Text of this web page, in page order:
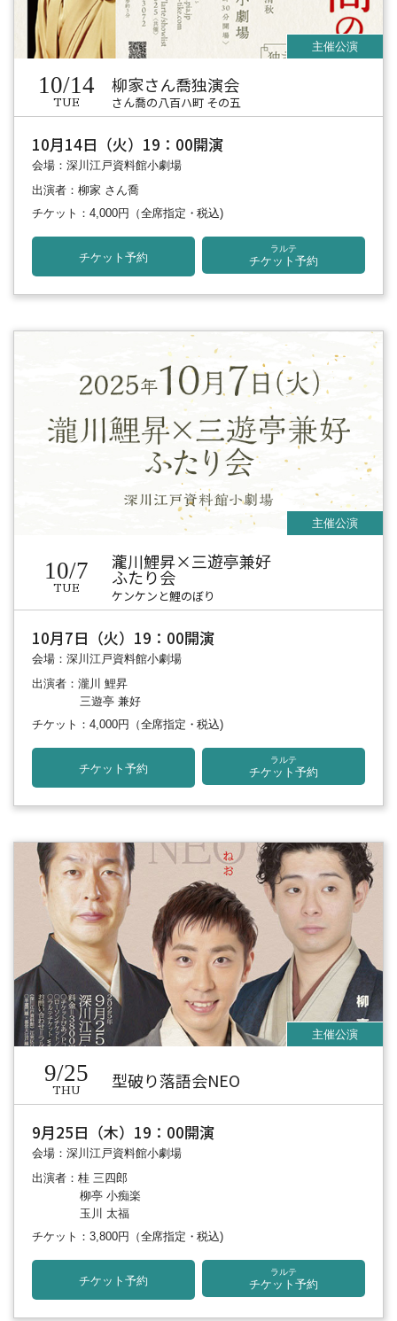
10/14
TUE
柳家さん喬独演会
さん喬の八百ハ町 その五
10月14日（火）19：00開演
会場：深川江戸資料館小劇場
出演者：柳家 さん喬
チケット：4,000円
（全席指定・税込)
チケット予約
ラルテ
チケット予約
10/7
TUE
瀧川鯉昇×三遊亭兼好
ふたり会
ケンケンと鯉のぼり
10月7日（火）19：00開演
会場：深川江戸資料館小劇場
出演者：瀧川 鯉昇
三遊亭 兼好
チケット：4,000円
（全席指定・税込)
チケット予約
ラルテ
チケット予約
9/25
THU 型破り落語会NEO
9月25日（木）19：00開演
会場：深川江戸資料館小劇場
出演者：桂 三四郎
柳亭 小痴楽
玉川 太福
チケット：3,800円
（全席指定・税込)
チケット予約
ラルテ
チケット予約